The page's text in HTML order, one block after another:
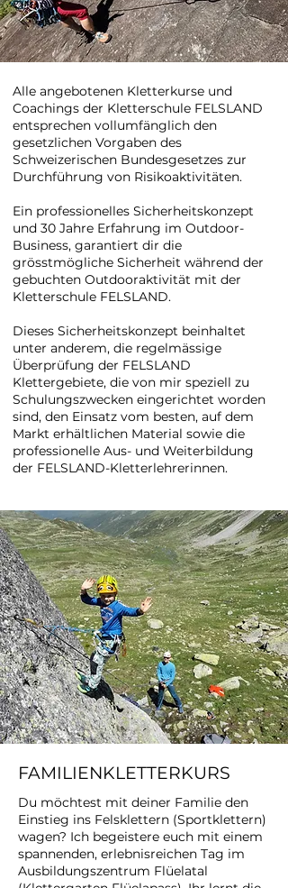
Alle angebotenen Kletterkurse und
Coachings der Kletterschule FELSLAND
entsprechen vollumfänglich den
gesetzlichen Vorgaben des
Schweizerischen Bundesgesetzes zur
Durchführung von Risikoaktivitäten.​
Ein professionelles Sicherheitskonzept
und 30 Jahre Erfahrung im Outdoor-
Business, garantiert dir die
grösstmögliche Sicherheit während der
gebuchten Outdooraktivität mit der
Kletterschule FELSLAND.
Dieses Sicherheitskonzept beinhaltet
unter anderem, die regelmässige
Überprüfung der FELSLAND
Klettergebiete, die von mir speziell zu
Schulungszwecken eingerichtet worden
sind, den Einsatz vom besten, auf dem
Markt erhältlichen Material sowie die
professionelle Aus- und Weiterbildung
der FELSLAND-Kletterlehrerinnen.
FAMILIENKLETTERKURS
Du möchtest mit deiner Familie den
Einstieg ins Felsklettern (Sportklettern)
wagen? Ich begeistere euch mit einem
spannenden, erlebnisreichen Tag im
Ausbildungszentrum Flüelatal